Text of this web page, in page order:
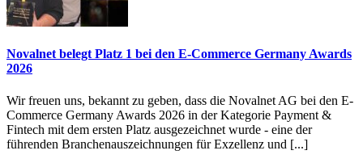
Novalnet belegt Platz 1 bei den E-Commerce Germany Awards
2026
Wir freuen uns, bekannt zu geben, dass die Novalnet AG bei den E-
Commerce Germany Awards 2026 in der Kategorie Payment &
Fintech mit dem ersten Platz ausgezeichnet wurde - eine der
führenden Branchenauszeichnungen für Exzellenz und [...]